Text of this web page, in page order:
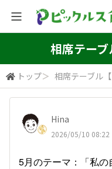
全体検索相席テーブ
トップ＞ 相席テーブル
Hina
2026/05/10 08:22
5月のテーマ：「私の